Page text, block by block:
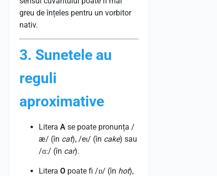
greu de înțeles pentru un vorbitor
nativ.
3. Sunetele au
reguli
aproximative
Litera A se poate pronunța /
æ/ (în cat), /eɪ/ (în cake) sau
/ɑː/ (în car).
Litera O poate fi /ɒ/ (în hot),